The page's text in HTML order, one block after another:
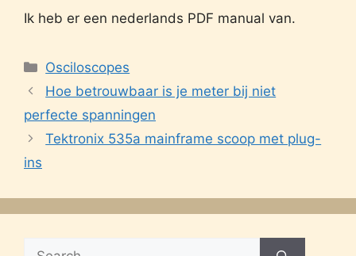
Ik heb er een nederlands PDF manual van.
Categories
Osciloscopes
Hoe betrouwbaar is je meter bij niet
perfecte spanningen
Tektronix 535a mainframe scoop met plug-
ins
Search